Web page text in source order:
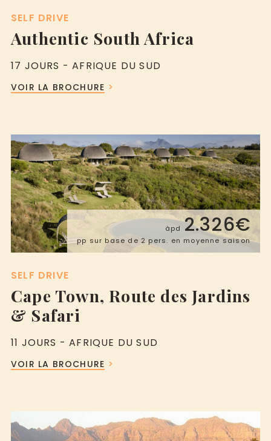
SELF DRIVE
Authentic South Africa
17 JOURS - AFRIQUE DU SUD
VOIR LA BROCHURE
àpd 2.326€
pp sur base de 2 pers. en moyenne saison
SELF DRIVE
Cape Town, Route des Jardins
& Safari
11 JOURS - AFRIQUE DU SUD
VOIR LA BROCHURE